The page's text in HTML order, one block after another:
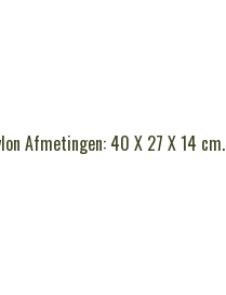
Afmetingen: 40 X 27 X 14 cm.